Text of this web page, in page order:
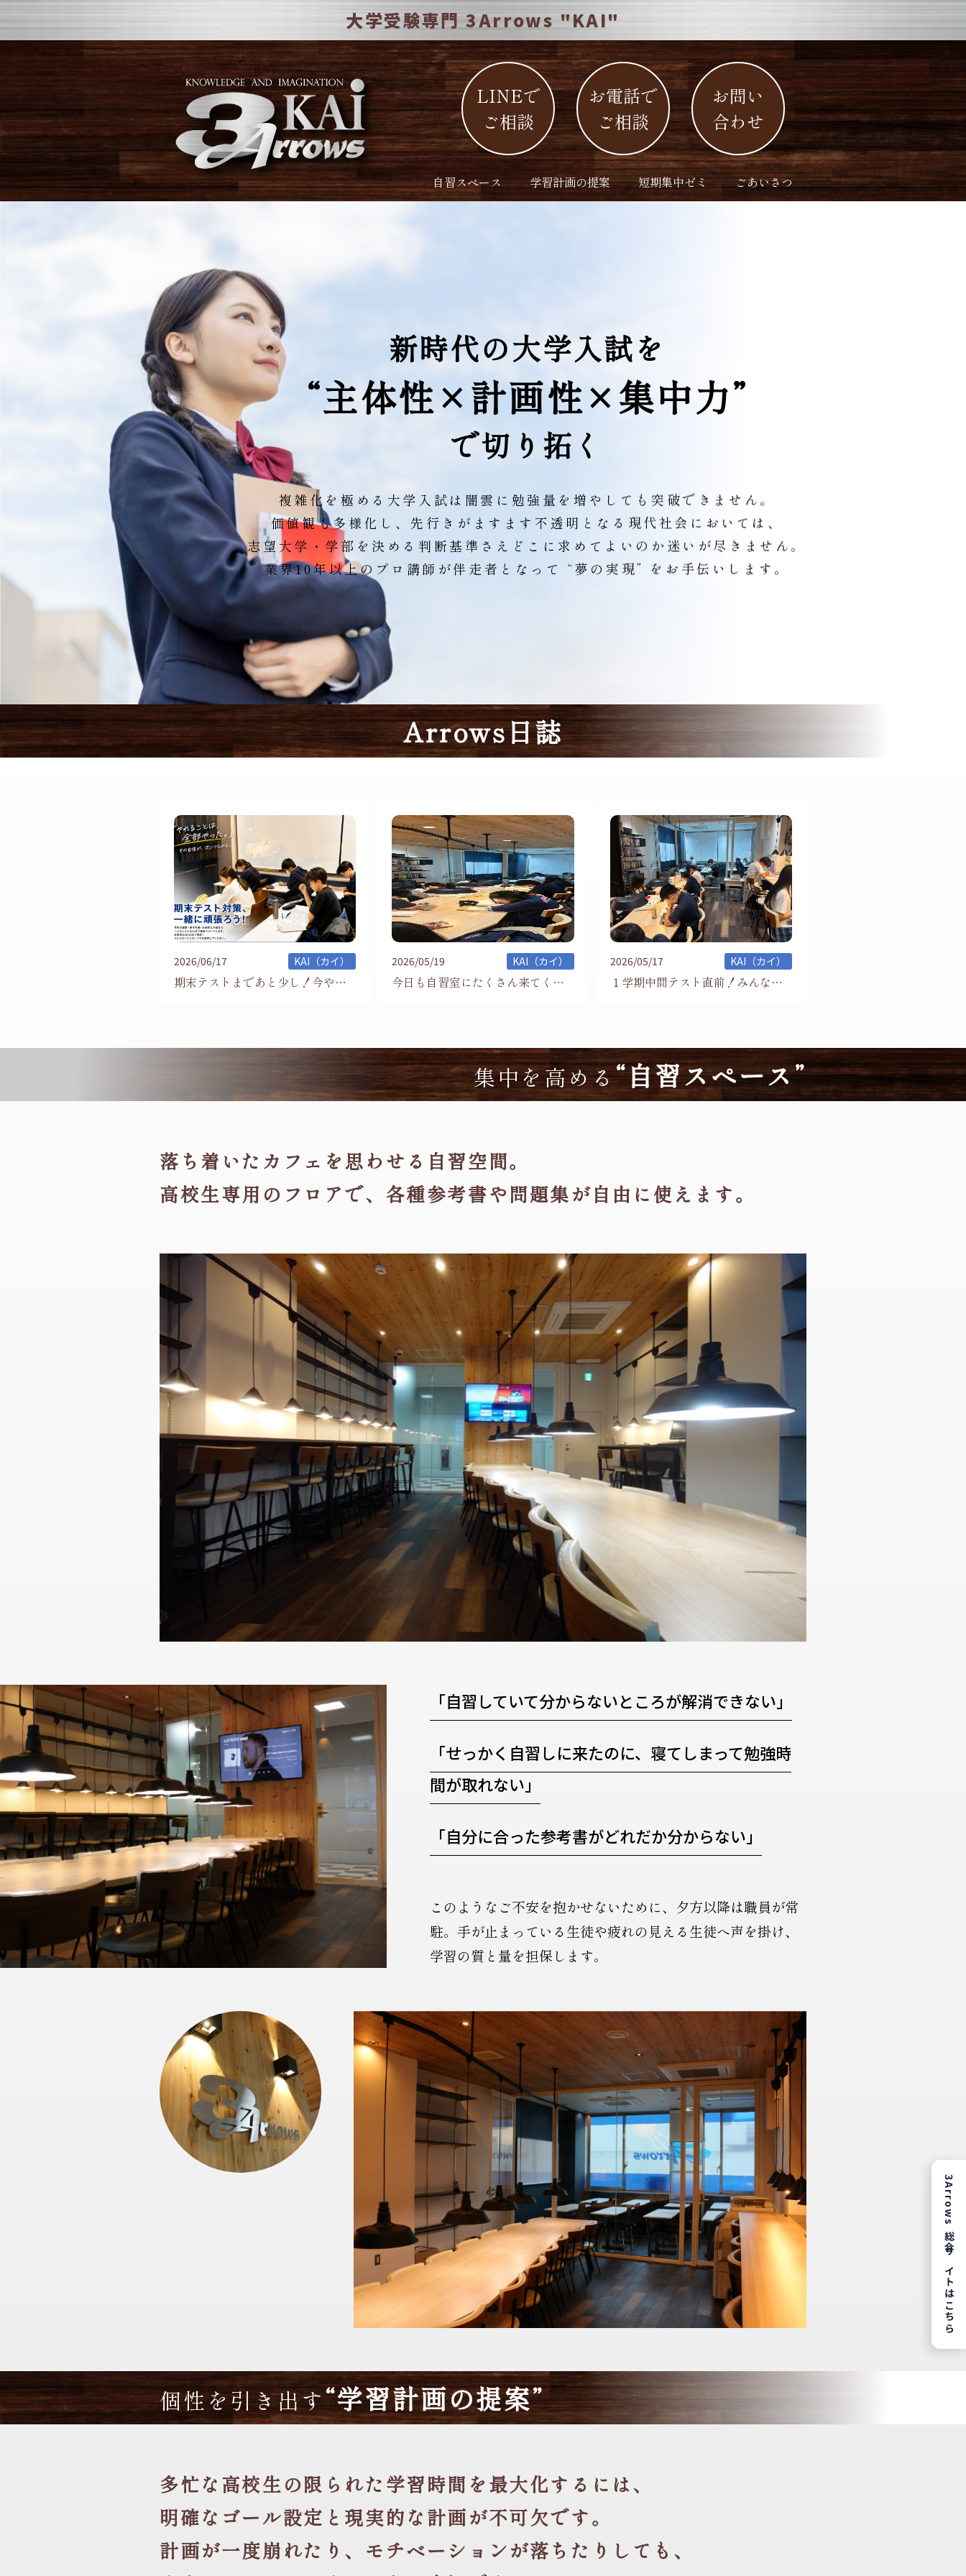
大学受験専門 3Arrows "KAI"
LINEで
ご相談
お電話で
ご相談
お問い
合わせ
自習スペース 学習計画の提案 短期集中ゼミ ごあいさつ
新時代の大学入試を
“主体性×計画性×集中力”
で切 り 拓 く
複雑化を極める大学入試は闇雲に勉強量を増やしても突破できません。
価値観も多様化し、先行きがますます不透明となる現代社会においては、
志望大学・学部を決める判断基準さえどこに求めてよいのか迷いが尽きません。
業界10年以上のプロ講師が伴走者となって “夢の実現” をお手伝いします。
Arrows日誌
2026/06/17 KAI（カイ）
期末テストまであと少し！今やるべきことは？
2026/05/19 KAI（カイ）
今日も自習室にたくさん来てくれています！
2026/05/17 KAI（カイ）
１学期中間テスト直前！みんながんばっています！
集中を高める“自習スペース”
落ち着いたカフェを思わせる自習空間。
高校生専用のフロアで、 各種参考書や問題集が自由に使えます。
「自習していて分からないところが解消できない」
「せっかく自習しに来たのに、寝てしまって勉強時
間が取れない」
「自分に合った参考書がどれだか分からない」
このようなご不安を抱かせないために、夕方以降は職員が常
駐。手が止まっている生徒や疲れの見える生徒へ声を掛け、
学習の質と量を担保します。
個性を引き出す“学習計画の提案”
多忙な高校生の限られた学習時間を最大化するには、
明確なゴール設定と現実的な計画が不可欠です。
計画が一度崩れたり、モチベーションが落ちたりしても、
3Arrows 総合サイトはこちら